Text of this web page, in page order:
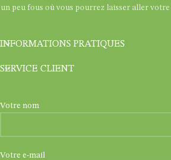
un peu fous où vous pourrez laisser aller
INFORMATIONS PRATIQUES
SERVICE CLIENT
Votre nom
Votre e-mail